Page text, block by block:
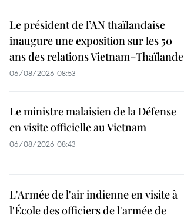
Le président de l’AN thaïlandaise
inaugure une exposition sur les 50
ans des relations Vietnam–Thaïlande
06/08/2026 08:53
Le ministre malaisien de la Défense
en visite officielle au Vietnam
06/08/2026 08:43
L'Armée de l'air indienne en visite à
l'École des officiers de l'armée de